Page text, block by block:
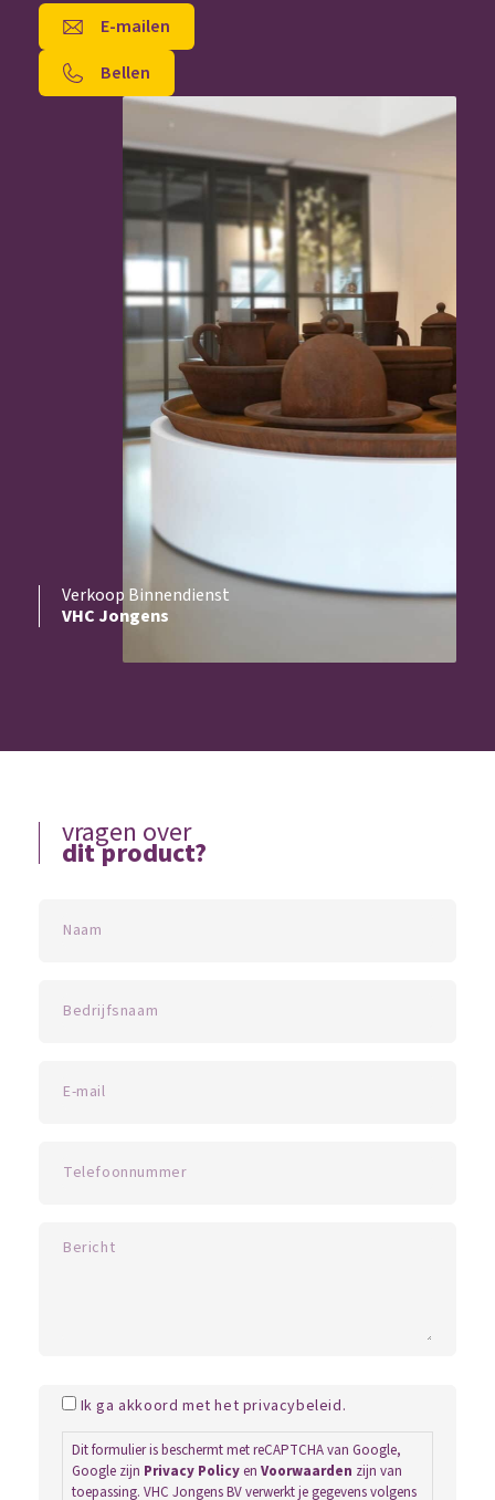
E-mailen
Bellen
Verkoop Binnendienst
VHC Jongens
vragen over
dit product?
Ik ga akkoord met het privacybeleid.
Dit formulier is beschermt met reCAPTCHA van Google,
Google zijn Privacy Policyen Voorwaarden zijn van
toepassing. VHC Jongens BV verwerkt je gegevens volgens